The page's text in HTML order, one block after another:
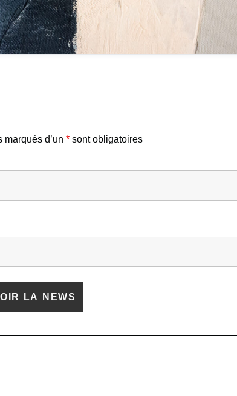
marqués d’un *sont obligatoires